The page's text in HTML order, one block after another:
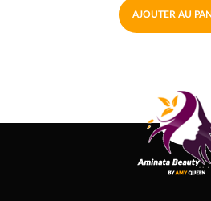
AJOUTER AU